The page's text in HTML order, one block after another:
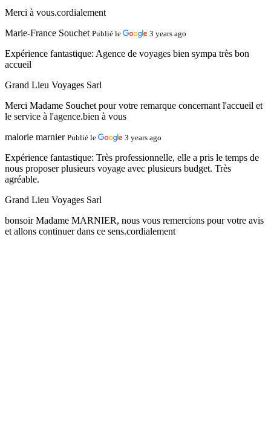
Merci à vous.cordialement
Marie-France Souchet Publié le 3 years ago
Expérience fantastique: Agence de voyages bien sympa très bon
accueil
Grand Lieu Voyages Sarl
Merci Madame Souchet pour votre remarque concernant l'accueil et
le service à l'agence.bien à vous
malorie marnier Publié le 3 years ago
Expérience fantastique: Très professionnelle, elle a pris le temps de
nous proposer plusieurs voyage avec plusieurs budget. Très
agréable.
Grand Lieu Voyages Sarl
bonsoir Madame MARNIER, nous vous remercions pour votre avis
et allons continuer dans ce sens.cordialement